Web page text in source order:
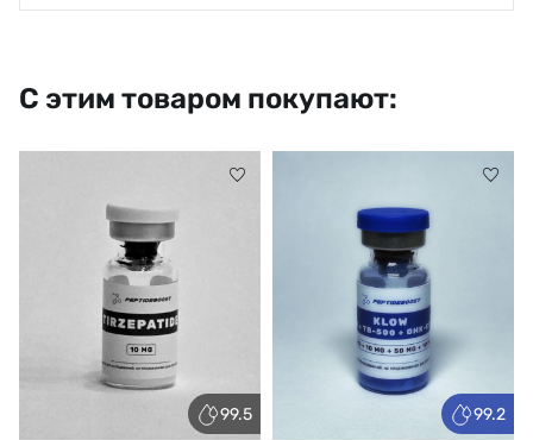
С этим товаром покупают:
99.5 99.2